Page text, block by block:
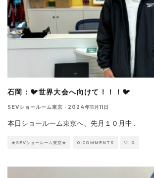
石岡：🐦世界大会へ向けて！！！🐦
SEVショールーム東京 · 2024年11月11日
本日ショールーム東京へ、先月１０月中
★SEVショールーム東京★ 0 COMMENTS 0